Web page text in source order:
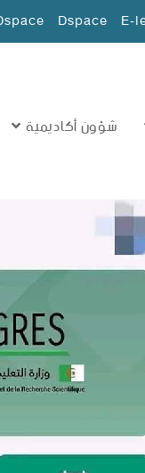
E-
Dspace
شؤون أكاديمية